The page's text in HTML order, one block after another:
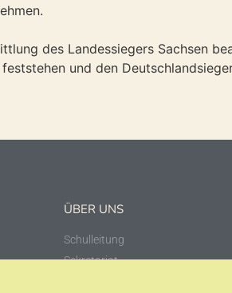
des Landessiegers Sachsen
und den
ÜBER UNS
Schulleitung
Sekretariat